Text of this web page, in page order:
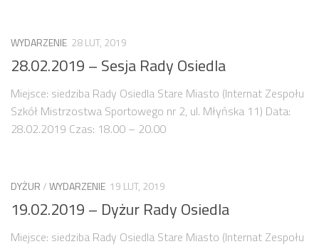
Archiwum sesji (protokoły)
Uchwały Rady Osiedla
Budżet 2014
Budżet 2015
WYDARZENIE 28 LUT, 2019
28.02.2019 – Sesja Rady Osiedla
Miejsce: siedziba Rady Osiedla Stare Miasto (Internat Zespołu
Szkół Mistrzostwa Sportowego nr 2, ul. Młyńska 11) Data:
28.02.2019 Czas: 18.00 – 20.00
DYŻUR/WYDARZENIE 19 LUT, 2019
19.02.2019 – Dyżur Rady Osiedla
Miejsce: siedziba Rady Osiedla Stare Miasto (Internat Zespołu